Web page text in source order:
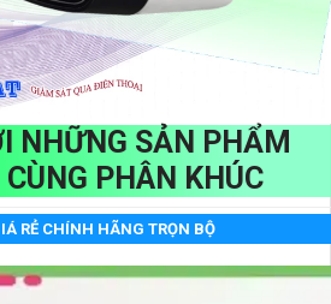
NHỮNG SẢN PHẨM
PHÂN KHÚC
RẺ CHÍNH HÃNG TRỌN BỘ